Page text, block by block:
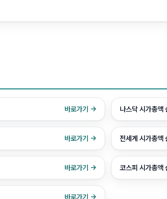
바로가기 → 나스닥 시가총액
바로가기 → 전세계 시가총
바로가기 → 코스피 시가총액
바로가기 →